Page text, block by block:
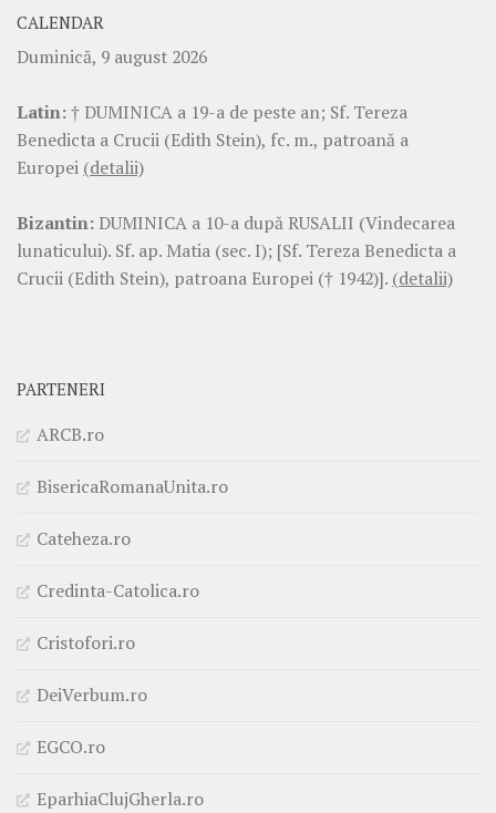
CALENDAR
Duminică, 9 august 2026
Latin:† DUMINICA a 19-a de peste an; Sf. Tereza
Benedicta a Crucii (Edith Stein), fc. m., patroană a
Europei (detalii)
Bizantin: DUMINICA a 10-a după RUSALII (Vindecarea
lunaticului). Sf. ap. Matia (sec. I); [Sf. Tereza Benedicta a
Crucii (Edith Stein), patroana Europei († 1942)]. (detalii)
PARTENERI
ARCB.ro
BisericaRomanaUnita.ro
Cateheza.ro
Credinta-Catolica.ro
Cristofori.ro
DeiVerbum.ro
EGCO.ro
EparhiaClujGherla.ro